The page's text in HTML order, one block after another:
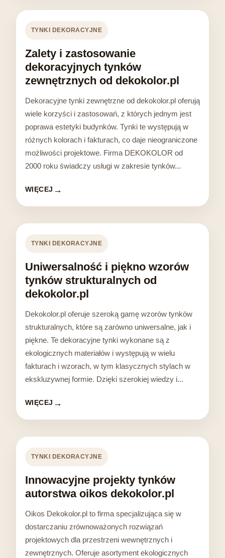
TYNKI DEKORACYJNE
Zalety i zastosowanie
dekoracyjnych tynków
zewnętrznych od dekokolor.pl
Dekoracyjne tynki zewnętrzne od dekokolor.pl oferują
wiele korzyści i zastosowań, z których jednym jest
poprawa estetyki budynków. Tynki te występują w
różnych kolorach i fakturach, co daje nieograniczone
możliwości projektowe. Firma DEKOKOLOR od
2000 roku świadczy usługi w zakresie tynków...
WIĘCEJ
TYNKI DEKORACYJNE
Uniwersalność i piękno wzorów
tynków strukturalnych od
dekokolor.pl
Dekokolor.pl oferuje szeroką gamę wzorów tynków
strukturalnych, które są zarówno uniwersalne, jak i
piękne. Te dekoracyjne tynki wykonane są z
ekologicznych materiałów i występują w wielu
fakturach i wzorach, w tym klasycznych stylach w
ekskluzywnej formie. Dzięki szerokiej wiedzy i...
WIĘCEJ
TYNKI DEKORACYJNE
Innowacyjne projekty tynków
autorstwa oikos dekokolor.pl
Oikos Dekokolor.pl to firma specjalizująca się w
dostarczaniu zrównoważonych rozwiązań
projektowych dla przestrzeni wewnętrznych i
zewnętrznych. Oferuje asortyment ekologicznych